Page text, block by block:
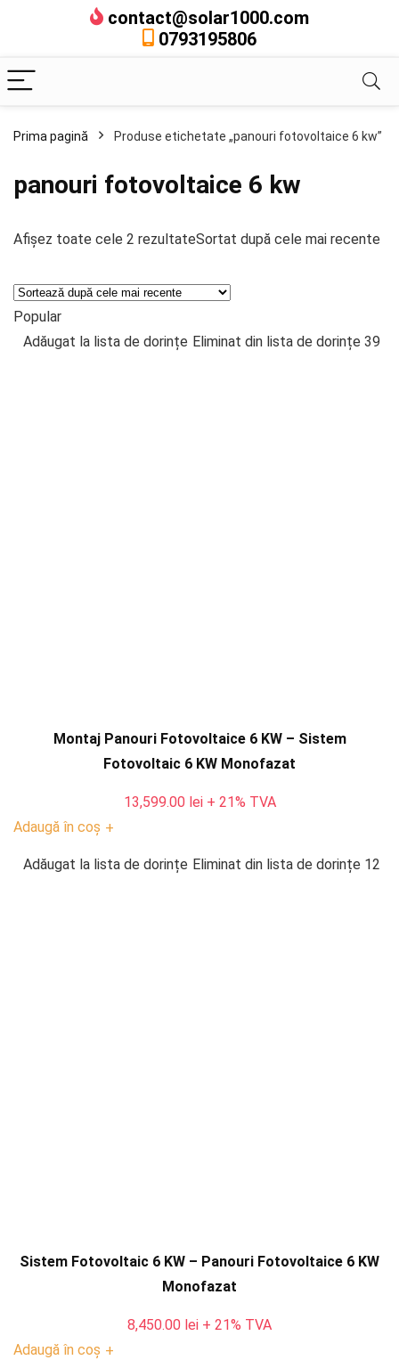
contact@solar1000.com
0793195806
Prima pagină Produse etichetate „panouri fotovoltaice 6 kw”
panouri fotovoltaice 6 kw
Afișez toate cele 2 rezultateSortat după cele mai recente
Popular
Adăugat la lista de dorințe Eliminat din lista de dorințe 39
Montaj Panouri Fotovoltaice 6 KW – Sistem
Fotovoltaic 6 KW Monofazat
13,599.00 lei + 21% TVA
Adaugă în coș +
Adăugat la lista de dorințe Eliminat din lista de dorințe 12
Sistem Fotovoltaic 6 KW – Panouri Fotovoltaice 6 KW
Monofazat
8,450.00 lei + 21% TVA
Adaugă în coș +